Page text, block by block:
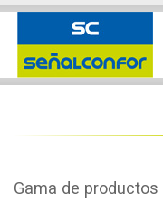
Gama de productos